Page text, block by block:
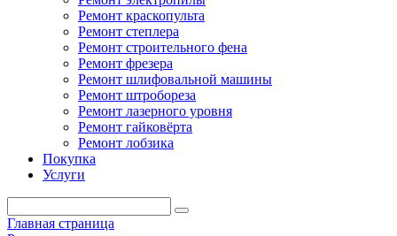
Ремонт краскопульта
Ремонт степлера
Ремонт строительного фена
Ремонт фрезера
Ремонт шлифовальной машины
Ремонт штробореза
Ремонт лазерного уровня
Ремонт гайковёрта
Ремонт лобзика
Покупка
Услуги
Главная страница